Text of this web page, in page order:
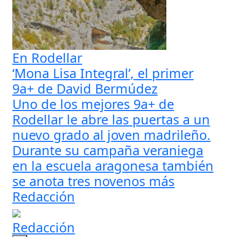
En Rodellar
‘Mona Lisa Integral’, el primer
9a+ de David Bermúdez
Uno de los mejores 9a+ de
Rodellar le abre las puertas a un
nuevo grado al joven madrileño.
Durante su campaña veraniega
en la escuela aragonesa también
se anota tres novenos más
Redacción
Redacción